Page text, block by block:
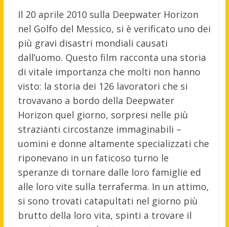
Il 20 aprile 2010 sulla Deepwater Horizon
nel Golfo del Messico, si è verificato uno dei
più gravi disastri mondiali causati
dall’uomo. Questo film racconta una storia
di vitale importanza che molti non hanno
visto: la storia dei 126 lavoratori che si
trovavano a bordo della Deepwater
Horizon quel giorno, sorpresi nelle più
strazianti circostanze immaginabili –
uomini e donne altamente specializzati che
riponevano in un faticoso turno le
speranze di tornare dalle loro famiglie ed
alle loro vite sulla terraferma. In un attimo,
si sono trovati catapultati nel giorno più
brutto della loro vita, spinti a trovare il